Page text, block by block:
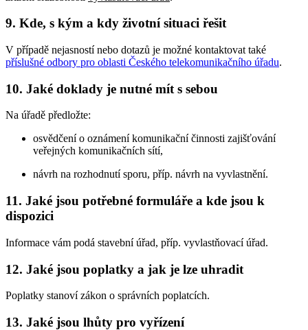
9. Kde, s kým a kdy životní situaci řešit
V případě nejasností nebo dotazů je možné kontaktovat také
příslušné odbory pro oblasti Českého telekomunikačního úřadu.
10. Jaké doklady je nutné mít s sebou
Na úřadě předložte:
osvědčení o oznámení komunikační činnosti zajišťování
veřejných komunikačních sítí,
návrh na rozhodnutí sporu, příp. návrh na vyvlastnění.
11. Jaké jsou potřebné formuláře a kde jsou k
dispozici
Informace vám podá stavební úřad, příp. vyvlastňovací úřad.
12. Jaké jsou poplatky a jak je lze uhradit
Poplatky stanoví zákon o správních poplatcích.
13. Jaké jsou lhůty pro vyřízení